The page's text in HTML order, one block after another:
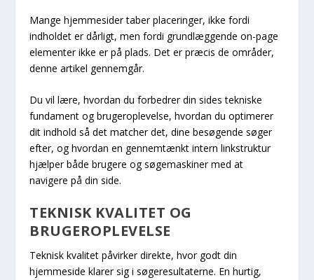
Mange hjemmesider taber placeringer, ikke fordi
indholdet er dårligt, men fordi grundlæggende on-page
elementer ikke er på plads. Det er præcis de områder,
denne artikel gennemgår.
Du vil lære, hvordan du forbedrer din sides tekniske
fundament og brugeroplevelse, hvordan du optimerer
dit indhold så det matcher det, dine besøgende søger
efter, og hvordan en gennemtænkt intern linkstruktur
hjælper både brugere og søgemaskiner med at
navigere på din side.
TEKNISK KVALITET OG
BRUGEROPLEVELSE
Teknisk kvalitet påvirker direkte, hvor godt din
hjemmeside klarer sig i søgeresultaterne. En hurtig,